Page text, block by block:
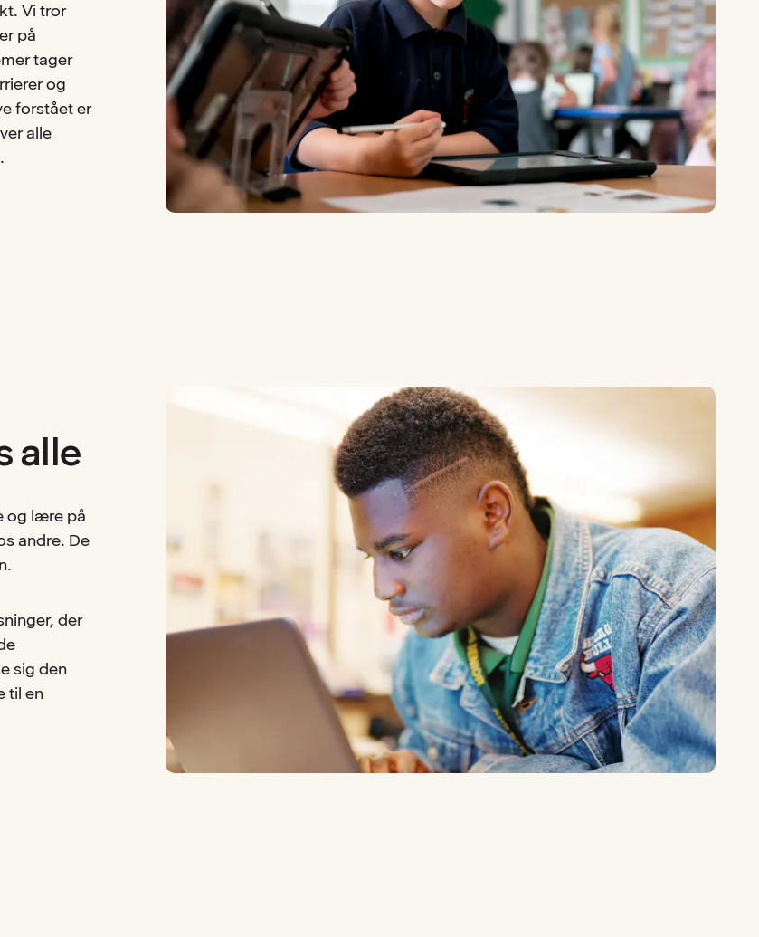
Vi tror
på
tager
og
forstået er
alle
alle
og lære på
andre. De
der
sig den
til en